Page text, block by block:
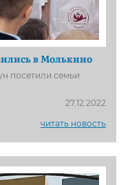
в Молькино
посетили семьи
27.12.2022
читать новость